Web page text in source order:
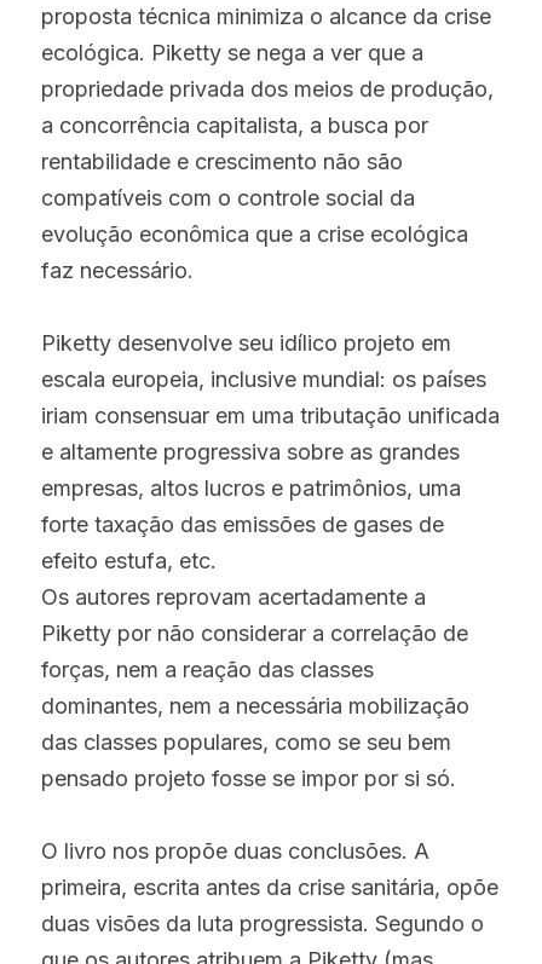
proposta técnica minimiza o alcance da crise
ecológica. Piketty se nega a ver que a
propriedade privada dos meios de produção,
a concorrência capitalista, a busca por
rentabilidade e crescimento não são
compatíveis com o controle social da
evolução econômica que a crise ecológica
faz necessário.
Piketty desenvolve seu idílico projeto em
escala europeia, inclusive mundial: os países
iriam consensuar em uma tributação unificada
e altamente progressiva sobre as grandes
empresas, altos lucros e patrimônios, uma
forte taxação das emissões de gases de
efeito estufa, etc.
Os autores reprovam acertadamente a
Piketty por não considerar a correlação de
forças, nem a reação das classes
dominantes, nem a necessária mobilização
das classes populares, como se seu bem
pensado projeto fosse se impor por si só.
O livro nos propõe duas conclusões. A
primeira, escrita antes da crise sanitária, opõe
duas visões da luta progressista. Segundo o